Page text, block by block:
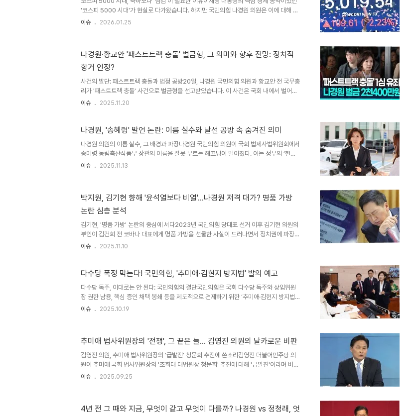
열어 당 노선 문제를 논의할 예정입니다. 나경원·신동욱 의원도 불출마 선언…경쟁 구도..
'코스피 5000 시대'가 현실로 다가왔습니다. 하지만 국민의힘 나경원 의원은 이에 대해 섣
부른 축하보다는 신중한 점검이 필요하다는 목소리를 높이고 있습니다. 어려운 대내외 경제
한 경제 회복을 위한 면밀한 분석의 필요성을 강조했습니다. 숫자에 가려진 경제 현실: '체
감'과 '괴리' 사이나경원 의원은 코스피 5000이라는 수치가 국민 개개인의 삶에 미..
이슈 2026.01.25
나경원·황교안 '패스트트랙 충돌' 벌금형, 그 의미와 향후 전망: 정치적
항거 인정?
사건의 발단: 패스트트랙 충돌과 법정 공방20일, 나경원 국민의힘 의원과 황교안 전 국무총
리가 '패스트트랙 충돌' 사건으로 벌금형을 선고받았습니다. 이 사건은 국회 내에서 벌어진
물리적 충돌과 관련된 것으로, 정치적 파장을 불러일으켰습니다. 나경원 의원은 재판 결과
인 사건을 6년간 사법 재판으로 갖고 온 것에 심심한 유감을 표한다'고 밝혔습니다. 그녀는
대한 명분을 인정했다'고 강조했습니다. 이는 더불어민주당의 '독재를 막을 최소한의 ..
이슈 2025.11.20
나경원, '송혜령' 발언 논란: 이름 실수와 날선 공방 속 숨겨진 의미
나경원 의원의 이름 실수, 그 배경과 파장나경원 국민의힘 의원이 국회 법제사법위원회에서
송미령 농림축산식품부 장관의 이름을 잘못 부르는 해프닝이 벌어졌다. 이는 정부의 ‘헌법
존중 정부혁신 TF’를 둘러싼 여야 공방이 치열하게 전개되는 과정에서 발생했다. 나경원 의
공무원들의 12·3 비상계엄 관여 이력을 조사하기 위해 설치한 헌법존중 정부혁신 TF를 놓
고 날선 공방을 벌였다. 국민의힘 의원들은 일제히 “내란몰이”라며 비판했고, 송석준 ..
이슈 2025.11.13
박지원, 김기현 향해 '윤석열보다 비열'…나경원 저격 대가? 명품 가방
논란 심층 분석
김기현, '명품 가방' 논란의 중심에 서다2023년 국민의힘 당대표 선거 이후 김기현 의원의
부인이 김건희 전 코바나 대표에게 명품 가방을 선물한 사실이 드러나면서 정치권에 파장이
일고 있습니다. 이 사건은 단순한 선물 공세를 넘어, 정치적 뒷거래 의혹으로까지 번지고 있
적 함의를 내포하고 있는 것입니다. 박지원, 날카로운 비판의 칼날을 세우다더불어민주당
그는 '김건희는 뇌물 받는 것으로 세계 제일의 금메달리스트다. 김기현 전 대표는 치사한 ..
이슈 2025.11.10
다수당 폭정 막는다! 국민의힘, '추미애·김현지 방지법' 발의 예고
다수당 독주, 이대로는 안 된다: 국민의힘의 결단국민의힘은 국회 다수당 독주와 상임위원
장 권한 남용, 핵심 증인 채택 봉쇄 등을 제도적으로 견제하기 위한 ‘추미애·김현지 방지법’
동시 발의를 예고했다. 나경원 의원을 비롯한 법사위 소속 국민의힘 의원들은 기자회견을
방지법: 공정한 국회 운영을 위한 제도적 장치 마련‘추미애 방지법’은 최근 국회 법제사법위
원회에서 반복적으로 발생한 다수당의 일방적 회의운영, 발언권 박탈, 강제퇴장, 간사 선임
거..
이슈 2025.10.19
추미애 법사위원장의 '전쟁', 그 끝은 늘… 김영진 의원의 날카로운 비판
김영진 의원, 추미애 법사위원장의 '급발진' 청문회 추진에 쓴소리김영진 더불어민주당 의
원이 추미애 국회 법사위원장의 '조희대 대법원장 청문회' 추진에 대해 '급발진'이라며 비판
의 목소리를 높였습니다. 그는 MBC 라디오 인터뷰에서 청문회 추진 과정에 대한 문제점을
절성 논란김영진 의원은 '조희대-한덕수 회동설' 등 확인되지 않은 의혹을 근거로 청문회를
이슈 2025.09.25
4년 전 그 때와 지금, 무엇이 같고 무엇이 다를까? 나경원 vs 정청래, 엇